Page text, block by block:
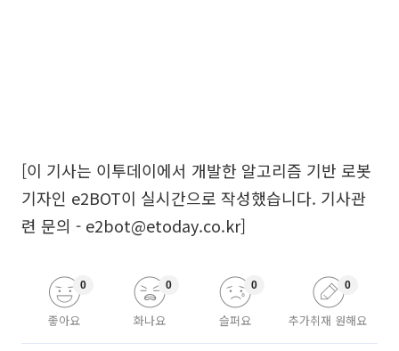
[이 기사는 이투데이에서 개발한 알고리즘 기반 로봇
기자인 e2BOT이 실시간으로 작성했습니다. 기사관
련 문의 - e2bot@etoday.co.kr]
좋아요
0
화나요
0
슬퍼요
0
추가취재 원해요
0